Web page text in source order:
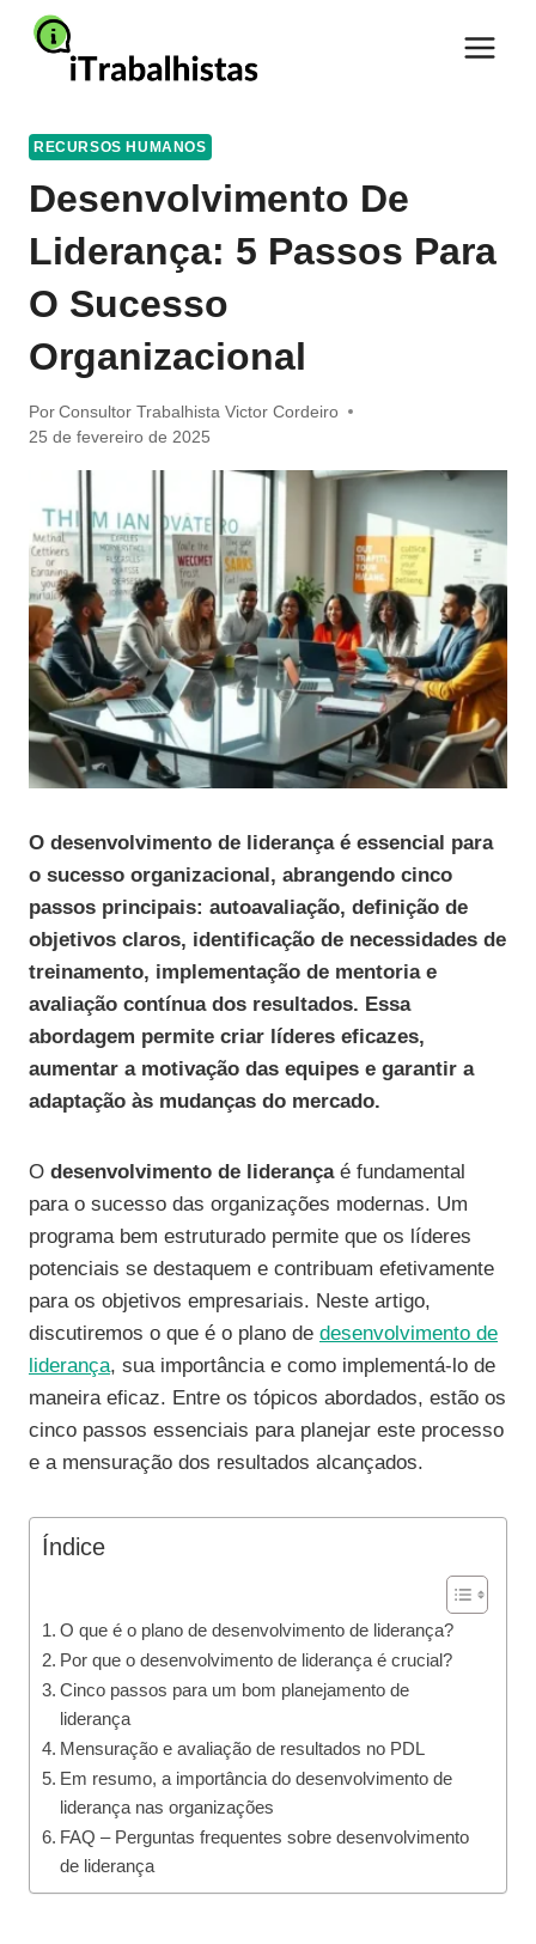
Pular
para
RECURSOS HUMANOS
Desenvolvimento De
Liderança: 5 Passos Para
O Sucesso
Organizacional
Por Consultor Trabalhista Victor Cordeiro
25 de fevereiro de 2025
O desenvolvimento de liderança é essencial para
o sucesso organizacional, abrangendo cinco
passos principais: autoavaliação, definição de
objetivos claros, identificação de necessidades de
treinamento, implementação de mentoria e
avaliação contínua dos resultados. Essa
abordagem permite criar líderes eficazes,
aumentar a motivação das equipes e garantir a
adaptação às mudanças do mercado.
O desenvolvimento de liderançaé fundamental
para o sucesso das organizações modernas. Um
programa bem estruturado permite que os líderes
potenciais se destaquem e contribuam efetivamente
para os objetivos empresariais. Neste artigo,
discutiremos o que é o plano de desenvolvimento de
liderança, sua importância e como implementá-lo de
maneira eficaz. Entre os tópicos abordados, estão os
cinco passos essenciais para planejar este processo
e a mensuração dos resultados alcançados.
Índice
O que é o plano de desenvolvimento de liderança?
Por que o desenvolvimento de liderança é crucial?
Cinco passos para um bom planejamento de
liderança
Mensuração e avaliação de resultados no PDL
Em resumo, a importância do desenvolvimento de
liderança nas organizações
FAQ – Perguntas frequentes sobre desenvolvimento
de liderança